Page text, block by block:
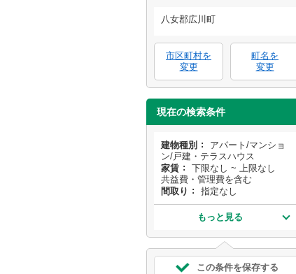
八女郡広川町
市区町村を
変更
町名を
変更
現在の検索条件
建物種別
アパート/マンショ
ン/戸建・テラスハウス
家賃
下限なし ~ 上限なし
共益費・管理費を含む
間取り
指定なし
もっと見る
この条件を保存する